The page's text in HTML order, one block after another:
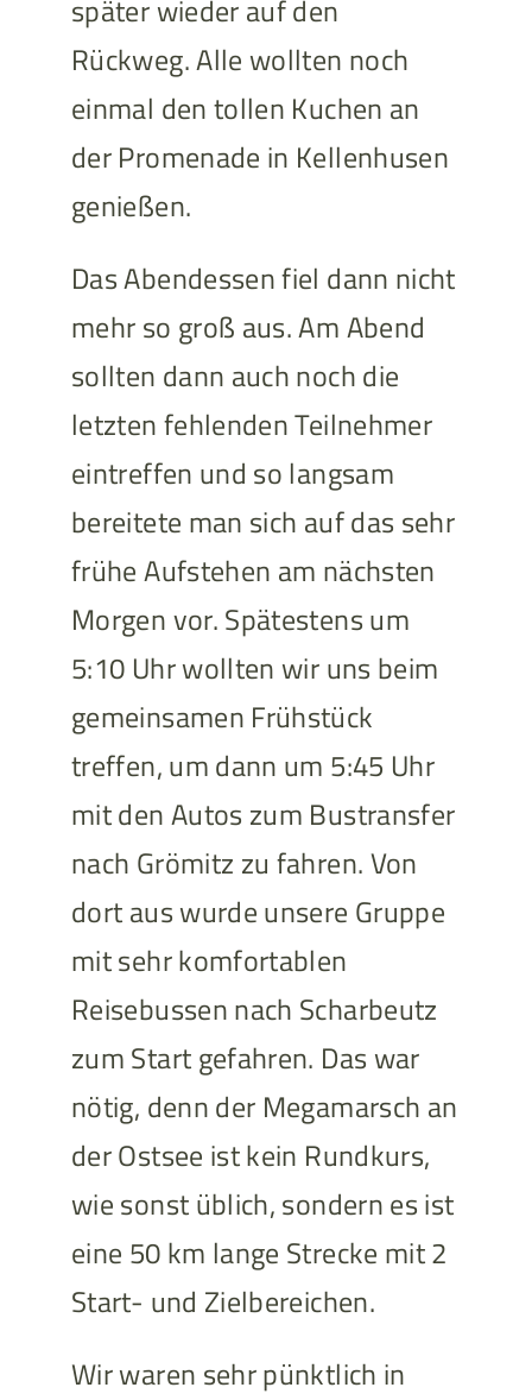
später wieder auf den
Rückweg. Alle wollten noch
einmal den tollen Kuchen an
der Promenade in Kellenhusen
genießen.
Das Abendessen fiel dann nicht
mehr so groß aus. Am Abend
sollten dann auch noch die
letzten fehlenden Teilnehmer
eintreffen und so langsam
bereitete man sich auf das sehr
frühe Aufstehen am nächsten
Morgen vor. Spätestens um
5:10 Uhr wollten wir uns beim
gemeinsamen Frühstück
treffen, um dann um 5:45 Uhr
mit den Autos zum Bustransfer
nach Grömitz zu fahren. Von
dort aus wurde unsere Gruppe
mit sehr komfortablen
Reisebussen nach Scharbeutz
zum Start gefahren. Das war
nötig, denn der Megamarsch an
der Ostsee ist kein Rundkurs,
wie sonst üblich, sondern es ist
eine 50 km lange Strecke mit 2
Start- und Zielbereichen.
Wir waren sehr pünktlich in